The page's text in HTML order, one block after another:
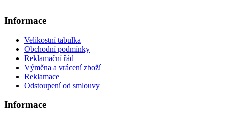
Informace
Velikostní tabulka
Obchodní podmínky
Reklamační řád
Výměna a vrácení zboží
Reklamace
Odstoupení od smlouvy
Informace